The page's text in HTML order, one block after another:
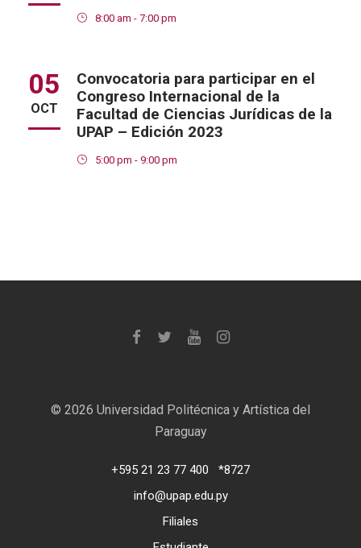
8:00 am - 7:00 pm
05
OCT
Convocatoria para participar en el
Congreso Internacional de la
Facultad de Ciencias Jurídicas de la
UPAP – Edición 2023
5:00 pm - 9:00 pm
© 2026 Universidad Politécnica y Artística del
Paraguay
+595 21 23 77 400
*8727
info@upap.edu.py
Filiales